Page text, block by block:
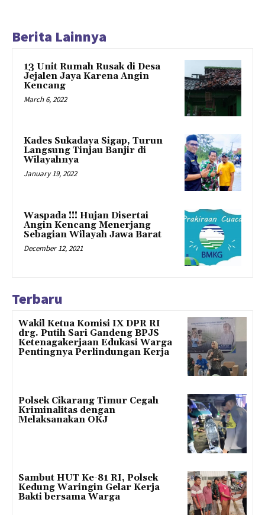
Berita Lainnya
13 Unit Rumah Rusak di Desa
Jejalen Jaya Karena Angin
Kencang
March 6, 2022
Kades Sukadaya Sigap, Turun
Langsung Tinjau Banjir di
Wilayahnya
January 19, 2022
Waspada !!! Hujan Disertai
Angin Kencang Menerjang
Sebagian Wilayah Jawa Barat
December 12, 2021
Terbaru
Wakil Ketua Komisi IX DPR RI
drg. Putih Sari Gandeng BPJS
Ketenagakerjaan Edukasi Warga
Pentingnya Perlindungan Kerja
Polsek Cikarang Timur Cegah
Kriminalitas dengan
Melaksanakan OKJ
Sambut HUT Ke-81 RI, Polsek
Kedung Waringin Gelar Kerja
Bakti bersama Warga